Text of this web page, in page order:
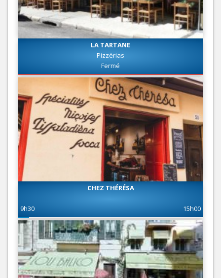
LA TARTANE
Pizzérias
Fermé
CHEZ THÉRÉSA
9h30 15h00